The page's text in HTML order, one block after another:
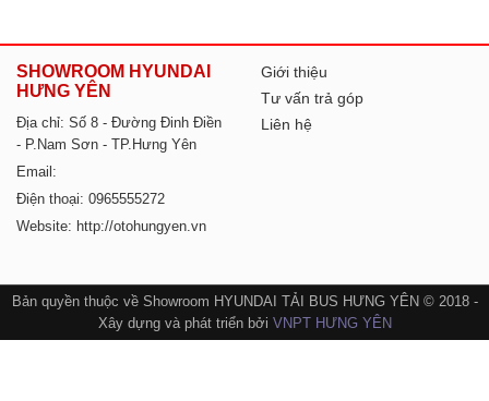
SHOWROOM HYUNDAI
HƯNG YÊN
Địa chỉ: Số 8 - Đường Đinh Điền
- P.Nam Sơn - TP.Hưng Yên
Email:
Điện thoại: 0965555272
Website: http://otohungyen.vn
Giới thiệu
Tư vấn trả góp
Liên hệ
Bản quyền thuộc về Showroom HYUNDAI TẢI BUS HƯNG YÊN © 2018 -
Xây dựng và phát triển bởi VNPT HƯNG YÊN